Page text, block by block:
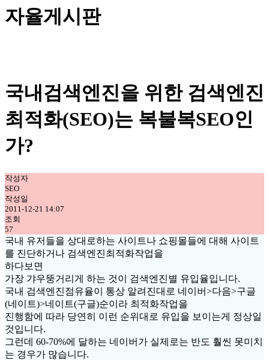
자율게시판
국내검색엔진을 위한 검색엔진
최적화(SEO)는 복불복SEO인
가?
작성자
SEO
작성일
2011-12-21 14:07
조회
57
국내 유저들을 상대로하는 사이트나 쇼핑몰들에 대해 사이트
를 진단하거나 검색엔진최적화작업을
하다보면
가장 갸우뚱거리게 하는 것이 검색엔진별 유입율입니다.
국내 검색엔진점유율이 통상 알려진대로 네이버>다음>구글
(네이트)>네이트(구글)순이라 최적화작업을
진행함에 따라 당연히 이런 순위대로 유입을 보이는게 정상일
것입니다.
그런데 60-70%에 달하는 네이버가 실제로는 반도 훨씬 못미치
는 경우가 많습니다.